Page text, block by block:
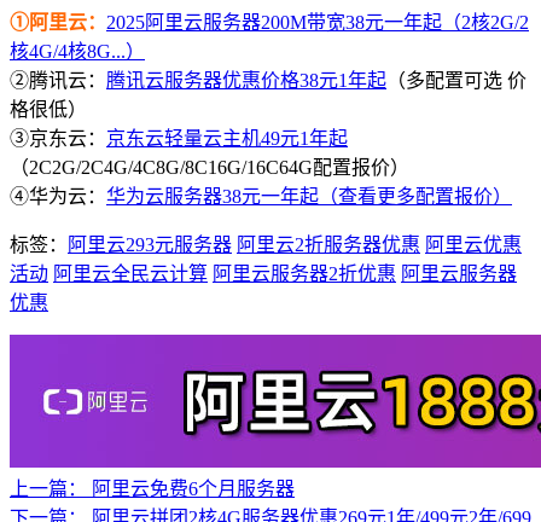
①阿里云： 2025阿里云服务器200M带宽38元一年起（2核2G/2
核4G/4核8G...）
②腾讯云： 腾讯云服务器优惠价格38元1年起 （多配置可选 价
格很低）
③京东云： 京东云轻量云主机49元1年起
（2C2G/2C4G/4C8G/8C16G/16C64G配置报价）
④华为云： 华为云服务器38元一年起（查看更多配置报价）
标签： 阿里云293元服务器 阿里云2折服务器优惠 阿里云优惠
活动 阿里云全民云计算 阿里云服务器2折优惠 阿里云服务器
优惠
上一篇：
阿里云免费6个月服务器
下一篇：
阿里云拼团2核4G服务器优惠269元1年/499元2年/699